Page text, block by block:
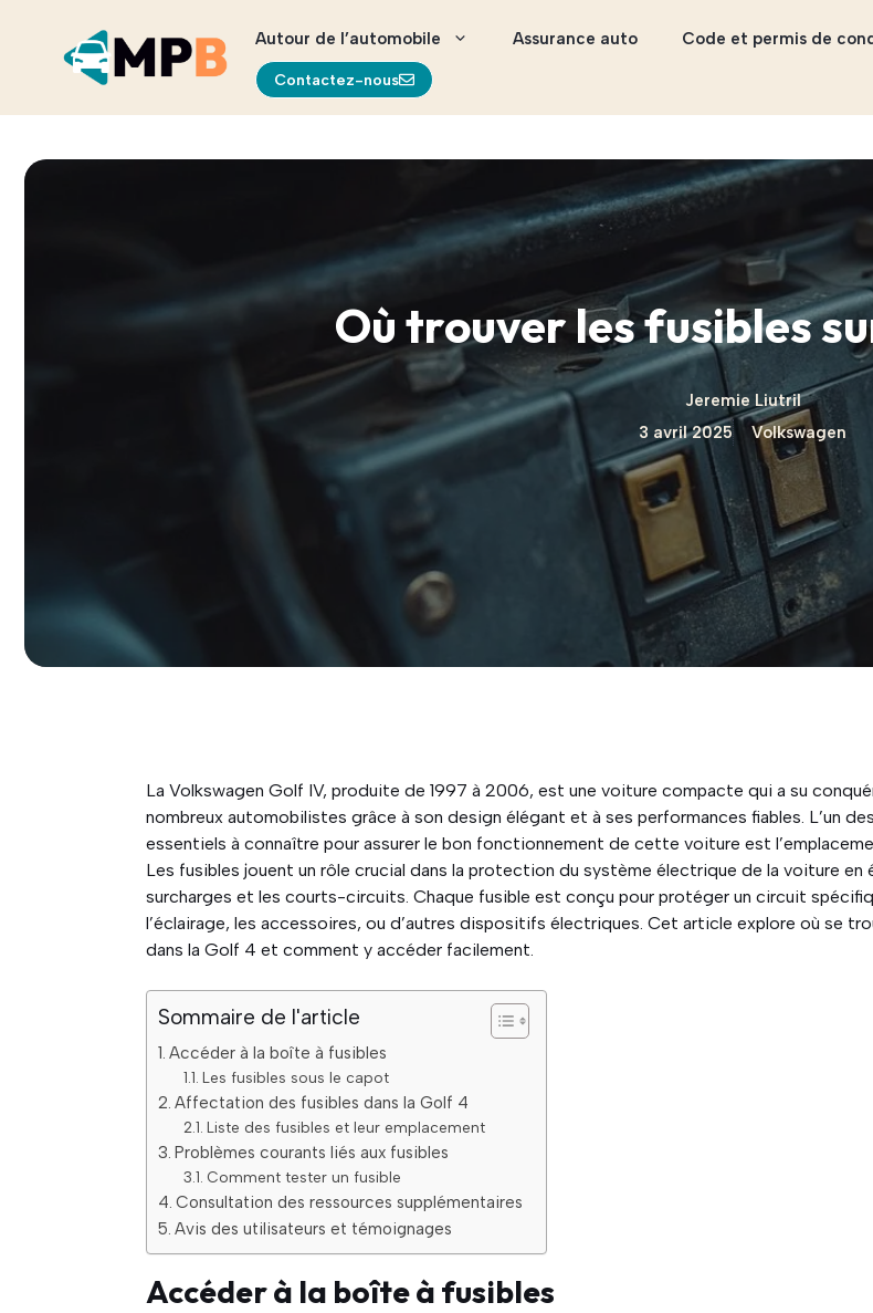
contenu
Autour de l’automobile Assurance auto Code et permis de
Contactez-nous
Où trouver les fusibles
Jeremie Liutril
3 avril 2025
Volkswagen
La Volkswagen Golf IV, produite de 1997 à 2006, est une voiture compacte qui a su
nombreux automobilistes grâce à son design élégant et à ses performances fiables. L’un
essentiels à connaître pour assurer le bon fonctionnement de cette voiture est
Les fusibles jouent un rôle crucial dans la protection du système électrique de la voiture en
surcharges et les courts-circuits. Chaque fusible est conçu pour protéger un circuit
l’éclairage, les accessoires, ou d’autres dispositifs électriques. Cet article explore où se
dans la Golf 4 et comment y accéder facilement.
Sommaire de l'article
Accéder à la boîte à fusibles
Les fusibles sous le capot
Affectation des fusibles dans la Golf 4
Liste des fusibles et leur emplacement
Problèmes courants liés aux fusibles
Comment tester un fusible
Consultation des ressources supplémentaires
Avis des utilisateurs et témoignages
Accéder à la boîte à fusibles